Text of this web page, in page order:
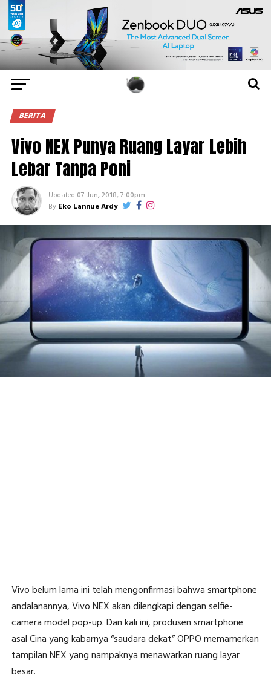
BERITA
Vivo NEX Punya Ruang Layar Lebih
Lebar Tanpa Poni
Updated 07 Jun, 2018, 7:00pm
By Eko Lannue Ardy
Vivo belum lama ini telah mengonfirmasi bahwa smartphone
andalanannya, Vivo NEX akan dilengkapi dengan selfie-
camera model pop-up. Dan kali ini, produsen smartphone
asal Cina yang kabarnya “saudara dekat” OPPO memamerkan
tampilan NEX yang nampaknya menawarkan ruang layar
besar.